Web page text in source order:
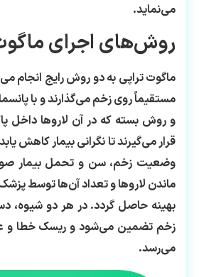
می‌نماید.
روش‌های اجرای ماگوت
ماگوت تراپی به دو روش رایج انجام
مستقیماً روی زخم می‌گذارند و با
و روش بسته که در آن لاروها داخل
قرار می‌گیرند تا نگرانی بیمار کاهش
وضعیت زخم، سن و تحمل بیمار صورت
ماندن لاروها و تعداد آن‌ها توسط پزشک
بهینه حاصل گردد. در هر دو شیوه،
زخم تضمین می‌شود و ریسک خطا و
می‌رسد.